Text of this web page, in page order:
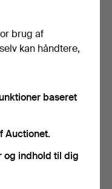
SARPANEVA.
brug af
kan håndtere,
baseret
Auctionet.
og indhold til dig